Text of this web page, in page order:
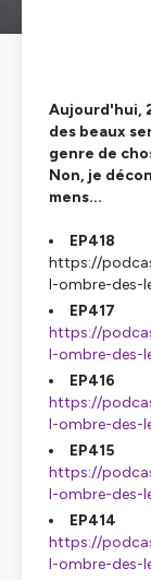
Aujourd'hui,
des beaux
genre de
Non, je
mens...
EP418
https://
l-ombre-des-
EP417
https://
l-ombre-des-
EP416
https://
l-ombre-des-
EP415
https://
l-ombre-des-
EP414
https://
l-ombre-des-